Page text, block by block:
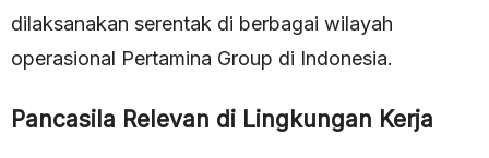
dilaksanakan serentak di berbagai wilayah
operasional Pertamina Group di Indonesia.
Pancasila Relevan di Lingkungan Kerja